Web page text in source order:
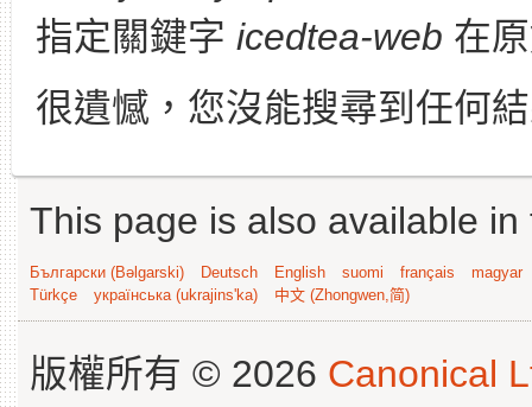
指定關鍵字 icedtea-web 在
很遺憾，您沒能搜尋到任何
This page is also available
Български (Bəlgarski) Deutsch English suomi français
magyar
Türkçe
українська (ukrajins'ka) 中文 (Zhongwen,简)
版權所有 © 2026 Canonical